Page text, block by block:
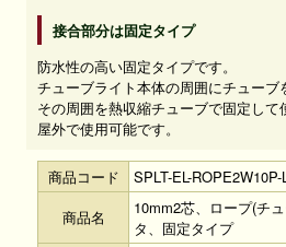
接合部分は固定タイプ
防水性の高い固定タイプです。
チューブライト本体の周囲にチュー
その周囲を熱収縮チューブで固定して
屋外で使用可能です。
商品コード
SPLT-EL-ROPE2W10P-
商品名
10mm2芯、ロープ(チ
タ、固定タイプ